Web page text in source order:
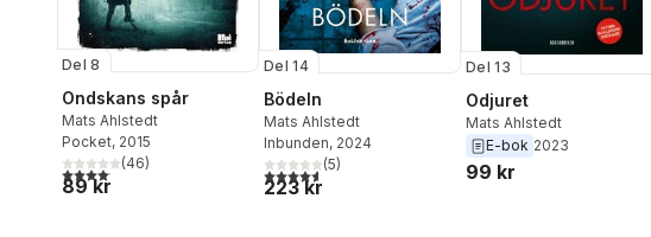
Del 8
Ondskans spår
Mats Ahlstedt
Pocket, 2015
4,1utav 5 stjärnor. Totalt antal röster:
(46)
89 kr
Del 14
Bödeln
Mats Ahlstedt
Inbunden, 2024
4,6utav 5 stjärnor. Totalt antal röster:
(5)
223 kr
Del 13
Odjuret
Mats Ahlstedt
E-bok 2023
99 kr